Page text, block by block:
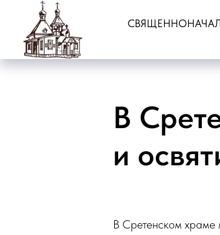
В
и
В Сретенском храме